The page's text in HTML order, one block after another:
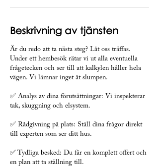
Beskrivning av tjänsten
Är du redo att ta nästa steg? Låt oss träffas.
Under ett hembesök rätar vi ut alla eventuella
frågetecken och ser till att kalkylen håller hela
vägen. Vi lämnar inget åt slumpen.
✅ Analys av dina förutsättningar: Vi inspekterar
tak, skuggning och elsystem.
✅ Rådgivning på plats: Ställ dina frågor direkt
till experten som ser ditt hus.
✅ Tydliga besked: Du får en komplett offert och
en plan att ta ställning till.